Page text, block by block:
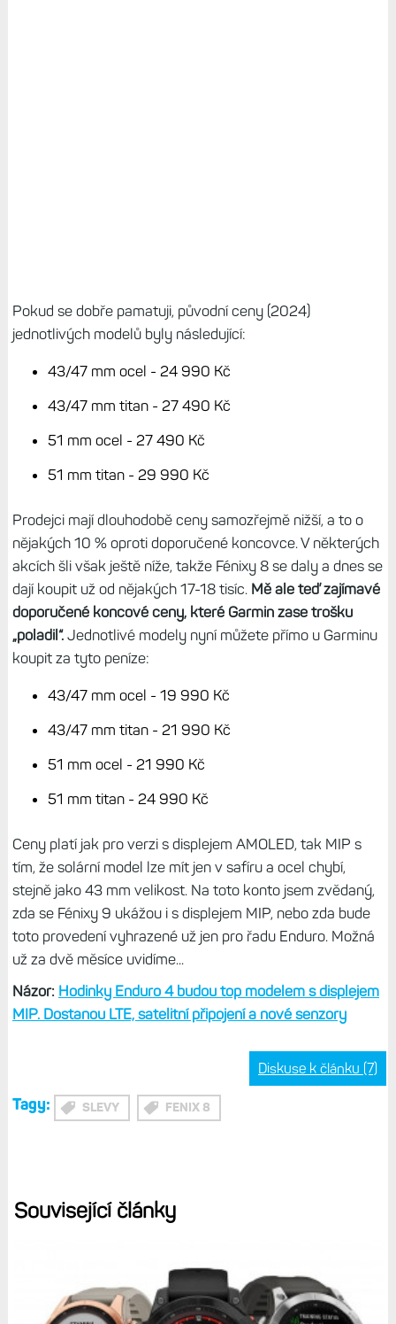
Pokud se dobře pamatuji, původní ceny (2024)
jednotlivých modelů byly následující:
43/47 mm ocel - 24 990 Kč
43/47 mm titan - 27 490 Kč
51 mm ocel - 27 490 Kč
51 mm titan - 29 990 Kč
Prodejci mají dlouhodobě ceny samozřejmě nižší, a to o
nějakých 10 % oproti doporučené koncovce. V některých
akcích šli však ještě níže, takže Fénixy 8 se daly a dnes se
dají koupit už od nějakých 17-18 tisíc. Mě ale teď zajímavé
doporučené koncové ceny, které Garmin zase trošku
„poladil“.Jednotlivé modely nyní můžete přímo u Garminu
koupit za tyto peníze:
43/47 mm ocel - 19 990 Kč
43/47 mm titan - 21 990 Kč
51 mm ocel - 21 990 Kč
51 mm titan - 24 990 Kč
Ceny platí jak pro verzi s displejem AMOLED, tak MIP s
tím, že solární model lze mít jen v safíru a ocel chybí,
stejně jako 43 mm velikost. Na toto konto jsem zvědaný,
zda se Fénixy 9 ukážou i s displejem MIP, nebo zda bude
toto provedení vyhrazené už jen pro řadu Enduro. Možná
už za dvě měsíce uvidíme...
Názor: Hodinky Enduro 4 budou top modelem s displejem
MIP. Dostanou LTE, satelitní připojení a nové senzory
Diskuse k článku (7)
Tagy: SLEVY FENIX 8